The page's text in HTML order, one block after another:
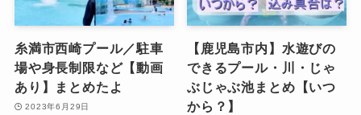
糸満市西崎プール／駐車
場や身長制限など【動画
あり】まとめたよ
2023年6月29日
【鹿児島市内】水遊びの
できるプール・川・じゃ
ぶじゃぶ池まとめ【いつ
から？】